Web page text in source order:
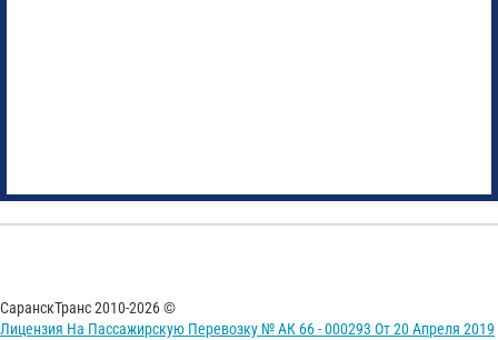
СаранскТранс 2010-2026 ©
Лицензия На Пассажирскую Перевозку № АК 66 - 000293 От 20 Апреля 2019